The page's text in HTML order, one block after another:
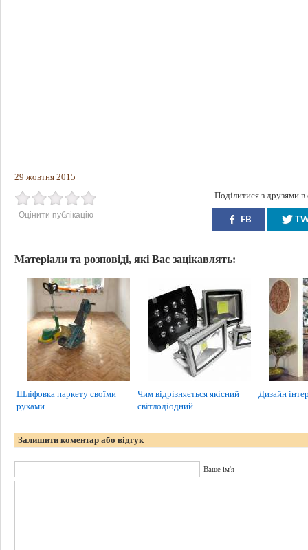
29 жовтня 2015
Оцінити публікацію
Поділитися з друзями
FB
Матеріали та розповіді, які Вас зацікавлять:
Шліфовка паркету своїми
руками
Чим відрізняється якісний
світлодіодний…
Дизайн
Залишити коментар або відгук
Ваше ім'я